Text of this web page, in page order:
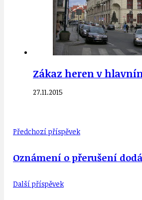
Zákaz heren v
27.11.2015
Předchozí příspěvek
Oznámení o přerušení
Další příspěvek